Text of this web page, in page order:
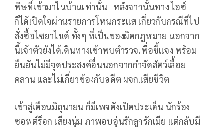
พิษที่เข้ามาในบ้านเท่านั้น หลังจากนั้นทาง ไอซ์
ก็ได้เปิดใจผ่านรายการโหนกระแส เกี่ยวกับกรณีที่ไป
สั่งซื้อไซยาไนด์ ทั้งๆ ที่เป็นของผิดกฎหมาย นอกจาก
นี้เจ้าตัวยังได้เดินทางเข้าพบตำรวจเพื่อชี้แจง พร้อม
ยืนยันไม่มีจุดประสงค์อื่นนอกจากกำจัดสัตว์เลื้อย
คลาน และไม่เกี่ยวข้องกับอดีต ผจก.เสียชีวิต
เข้าสู่เดือนมิถุนายน ก็มีเพจดังเปิดประเด็น นักร้อง
ซอฟต์ร็อก เสียงนุ่ม ภาพอบอุ่นรักลูกรักเมีย แต่กลับมี